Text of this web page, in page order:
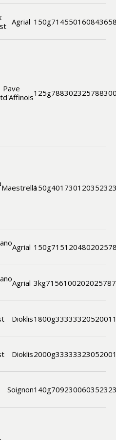
Agrial 150g71455016
Pave
d'Affinois125g7883
Maestrella150g40173012
Agrial 150g71512048
Agrial 3kg71561002
Dioklis1800g3333332
Dioklis2000g33333323
Soignon140g70923006